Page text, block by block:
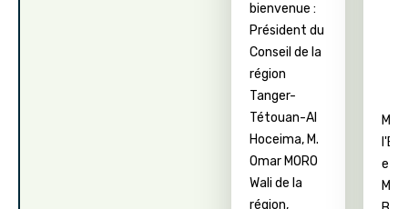
bienvenue :
Président du
Conseil de la
région
Tanger-
Tétouan-Al
Hoceima, M.
Omar MORO
Wali de la
région,
et
M.